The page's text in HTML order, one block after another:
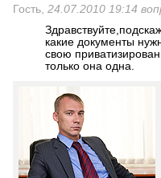
Гость, 24.07.2010 19:14
какие документы
свою
только она одна.